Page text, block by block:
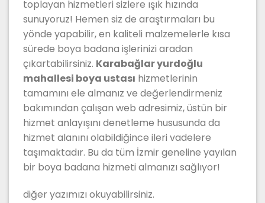
toplayan hizmetleri sizlere ışık hızında
sunuyoruz! Hemen siz de araştırmaları bu
yönde yapabilir, en kaliteli malzemelerle kısa
sürede boya badana işlerinizi aradan
çıkartabilirsiniz. Karabağlar yurdoğlu
mahallesi boya ustası hizmetlerinin
tamamını ele almanız ve değerlendirmeniz
bakımından çalışan web adresimiz, üstün bir
hizmet anlayışını denetleme hususunda da
hizmet alanını olabildiğince ileri vadelere
taşımaktadır. Bu da tüm İzmir geneline yayılan
bir boya badana hizmeti almanızı sağlıyor!
diğer yazımızı okuyabilirsiniz.